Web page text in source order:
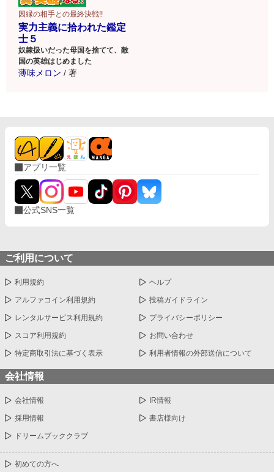
因縁の相手との最終決戦!!
実力主義に拾われた鑑定
士５
奴隷扱いだった母国を捨てて、敵
国の英雄はじめました
薄味メロン / 著
アプリ一覧
公式SNS一覧
ご利用について
利用規約 ヘルプ
アルファコイン利用規約 投稿ガイドライン
レンタルサービス利用規約 プライバシーポリシー
スコア利用規約 お問い合わせ
特定商取引法に基づく表示 利用者情報の外部送信について
会社情報
会社情報 IR情報
採用情報 書店様向け
ドリームブッククラブ
初めての方へ